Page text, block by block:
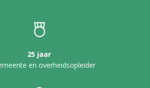
25 jaar
en overheidsopleider